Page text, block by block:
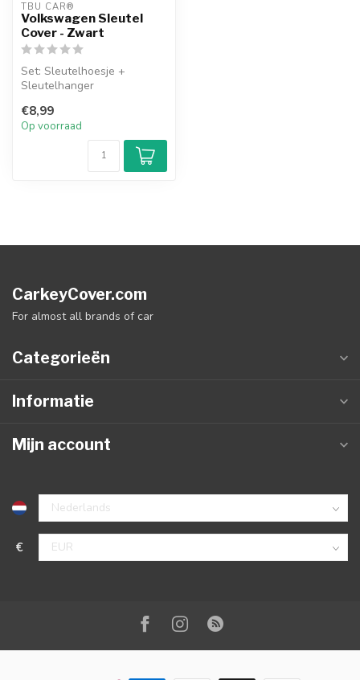
TBU CAR®
Volkswagen Sleutel
Cover - Zwart
Set: Sleutelhoesje +
Sleutelhanger
€8,99
Op voorraad
CarkeyCover.com
For almost all brands of car
Categorieën
Informatie
Mijn account
€